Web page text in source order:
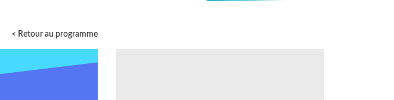
< Retour au programme